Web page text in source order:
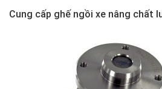
Cung cấp ghế ngồi xe nâng chất